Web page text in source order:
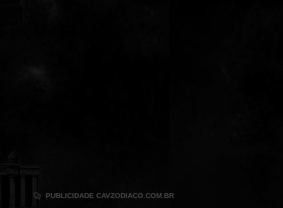
 PUBLICIDADE CAVZODIACO.COM.BR